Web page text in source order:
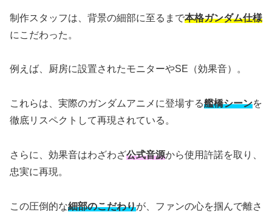
制作スタッフは、背景の細部に至るまで本格ガンダム仕様
にこだわった。
例えば、厨房に設置されたモニターやSE（効果音）。
これらは、実際のガンダムアニメに登場する艦橋シーンを
徹底リスペクトして再現されている。
さらに、効果音はわざわざ公式音源から使用許諾を取り、
忠実に再現。
この圧倒的な細部のこだわりが、ファンの心を掴んで離さ